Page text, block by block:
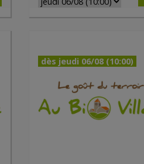
dès jeudi 06/08 (10:00)